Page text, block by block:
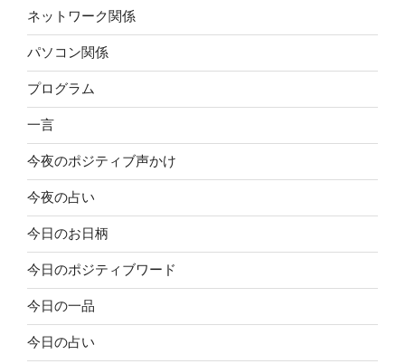
ネットワーク関係
パソコン関係
プログラム
一言
今夜のポジティブ声かけ
今夜の占い
今日のお日柄
今日のポジティブワード
今日の一品
今日の占い